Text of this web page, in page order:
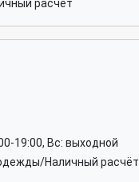
расчёт
19:00, Вс: выходной
Наличный расчёт